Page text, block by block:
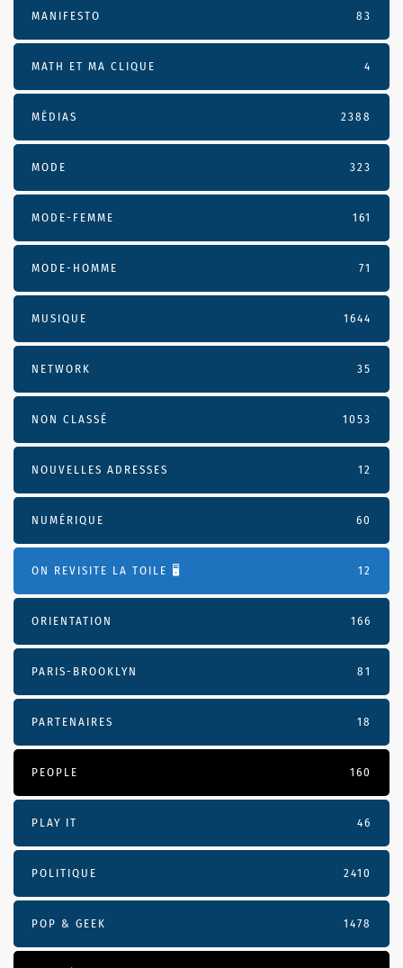
MANIFESTO 83
MATH ET MA CLIQUE 4
MÉDIAS 2388
MODE 323
MODE-FEMME 161
MODE-HOMME 71
MUSIQUE 1644
NETWORK 35
NON CLASSÉ 1053
NOUVELLES ADRESSES 12
NUMÉRIQUE 60
ON REVISITE LA TOILE 🖥️ 12
ORIENTATION 166
PARIS-BROOKLYN 81
PARTENAIRES 18
PEOPLE 160
PLAY IT 46
POLITIQUE 2410
POP & GEEK 1478